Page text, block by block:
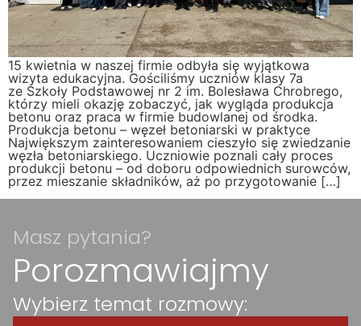
15 kwietnia w naszej firmie odbyła się wyjątkowa
wizyta edukacyjna. Gościliśmy uczniów klasy 7a
ze Szkoły Podstawowej nr 2 im. Bolesława Chrobrego,
którzy mieli okazję zobaczyć, jak wygląda produkcja
betonu oraz praca w firmie budowlanej od środka.
Produkcja betonu – węzeł betoniarski w praktyce
Największym zainteresowaniem cieszyło się zwiedzanie
węzła betoniarskiego. Uczniowie poznali cały proces
produkcji betonu – od doboru odpowiednich surowców,
przez mieszanie składników, aż po przygotowanie […]
Masz pytania?
Porozmawiajmy
Wybierz temat rozmowy: